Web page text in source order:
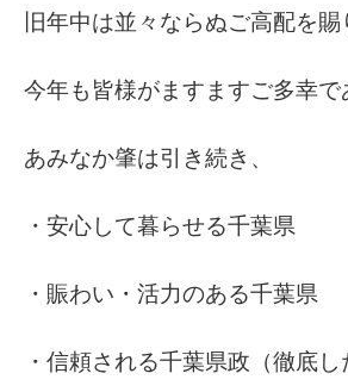
旧年中は並々ならぬご高配を
今年も皆様がますますご多幸
あみなか肇は引き続き、
・安心して暮らせる千葉県
・賑わい・活力のある千葉県
・信頼される千葉県政（徹底